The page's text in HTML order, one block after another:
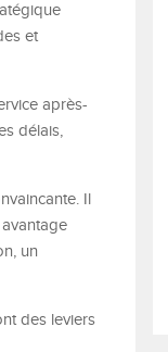
et
après-
délais,
Il
un
des leviers